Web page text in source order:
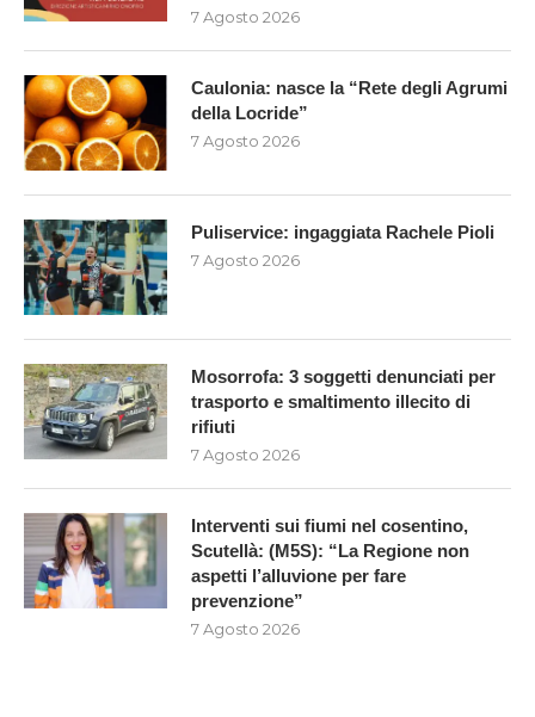
7 Agosto 2026
Caulonia: nasce la “Rete degli Agrumi
della Locride”
7 Agosto 2026
Puliservice: ingaggiata Rachele Pioli
7 Agosto 2026
Mosorrofa: 3 soggetti denunciati per
trasporto e smaltimento illecito di
rifiuti
7 Agosto 2026
Interventi sui fiumi nel cosentino,
Scutellà: (M5S): “La Regione non
aspetti l’alluvione per fare
prevenzione”
7 Agosto 2026